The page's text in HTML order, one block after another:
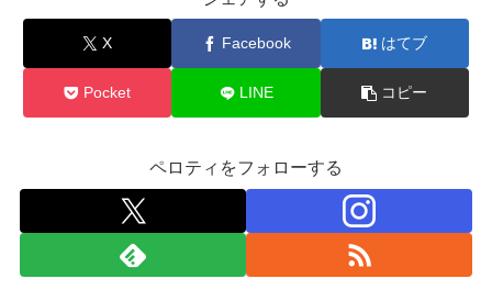
X Facebook はてブ
Pocket LINE コピー
ペロティをフォローする